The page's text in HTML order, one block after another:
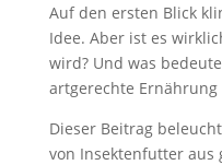
Auf den ersten Blick
Idee. Aber ist es
wird? Und was
artgerechte Ernährung
Dieser Beitrag
von Insektenfutter aus